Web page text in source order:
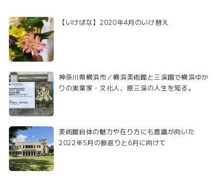
【いけばな】2020年4月のいけ替え
神奈川県横浜市／横浜美術館と三渓園で横浜ゆか
りの実業家・文化人、原三渓の人生を知る。
美術館自体の魅力や在り方にも意識が向いた
2022年5月の振返りと6月に向けて